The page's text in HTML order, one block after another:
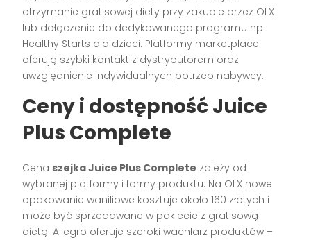
otrzymanie gratisowej diety przy zakupie przez OLX
lub dołączenie do dedykowanego programu np.
Healthy Starts dla dzieci. Platformy marketplace
oferują szybki kontakt z dystrybutorem oraz
uwzględnienie indywidualnych potrzeb nabywcy.
Ceny i dostępność Juice
Plus Complete
Cena szejka Juice Plus Complete zależy od
wybranej platformy i formy produktu. Na OLX nowe
opakowanie waniliowe kosztuje około 160 złotych i
może być sprzedawane w pakiecie z gratisową
dietą. Allegro oferuje szeroki wachlarz produktów –